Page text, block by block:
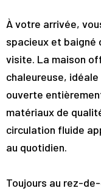
À votre arrivée,
spacieux et baigné
visite. La maison
chaleureuse,
ouverte
matériaux de
circulation fluide
au quotidien.
Toujours au rez-